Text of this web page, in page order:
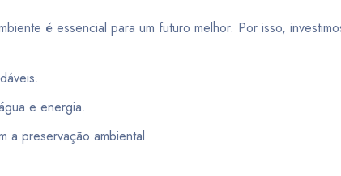
é essencial para um futuro melhor. Por isso,
e energia.
a preservação ambiental.